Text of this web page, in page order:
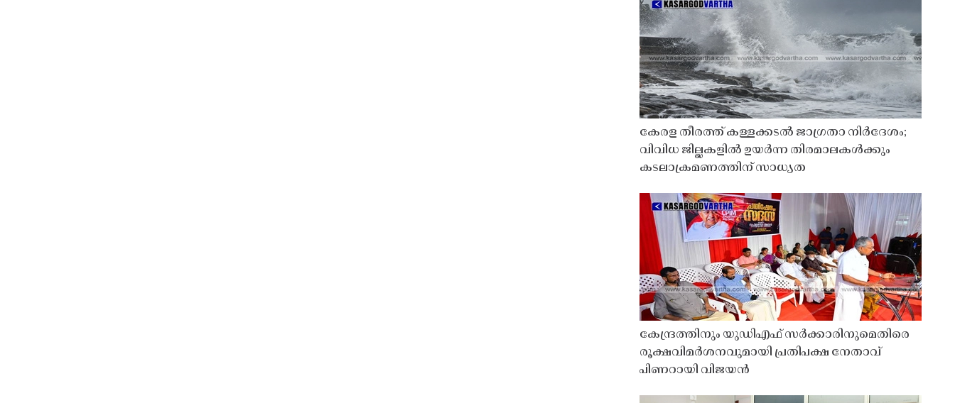
കേരള തീരത്ത് കള്ളക്കടൽ ജാഗ്രതാ നിർദേശം;
വിവിധ ജില്ലകളിൽ ഉയർന്ന തിരമാലകൾക്കും
കടലാക്രമണത്തിന് സാധ്യത
കേന്ദ്രത്തിനും യുഡിഎഫ് സർക്കാരിനുമെതിരെ
രൂക്ഷവിമർശനവുമായി പ്രതിപക്ഷ നേതാവ്
പിണറായി വിജയൻ